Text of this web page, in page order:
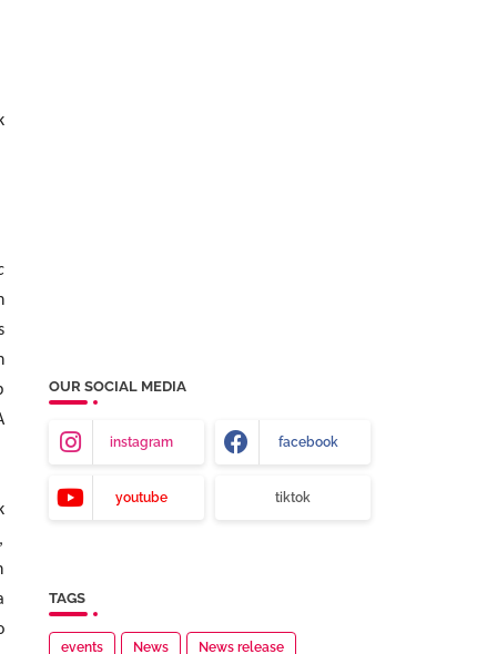
OUR SOCIAL MEDIA
instagram facebook
youtube tiktok
TAGS
events News News release